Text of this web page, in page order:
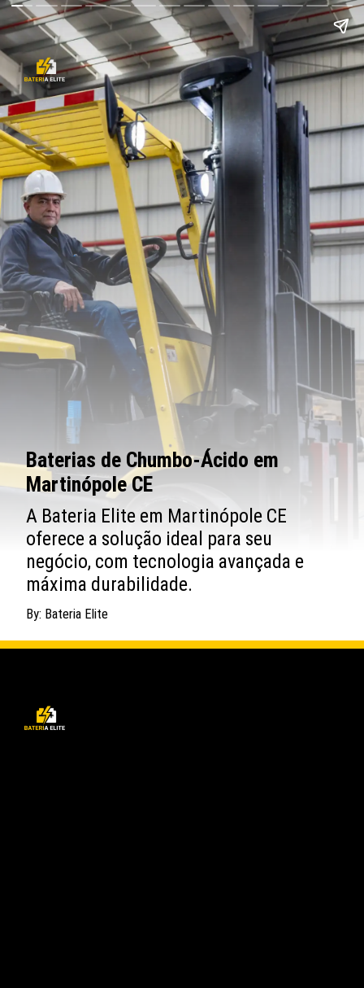
Baterias de Chumbo-Ácido em
Martinópole CE
A Bateria Elite em Martinópole CE
oferece a solução ideal para seu
negócio, com tecnologia avançada e
máxima durabilidade.
By: Bateria Elite